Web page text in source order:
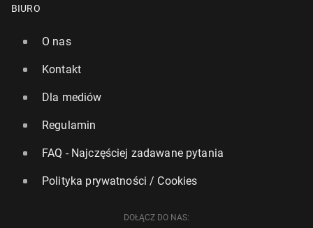
Wyraźne zmiany na rynku wynajmu w UK. Miesz­ka­
3 lutego, 17:15
BIURO
O nas
Kontakt
Dla mediów
Regulamin
FAQ - Najczęściej zadawane pytania
Polityka prywatności / Cookies
DOŁĄCZ DO NAS: